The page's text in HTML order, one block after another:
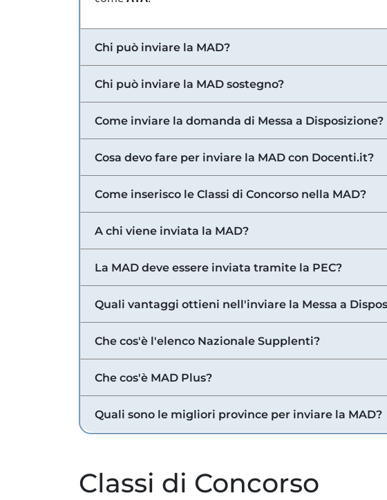
Chi può inviare la MAD?
Chi può inviare la MAD sostegno?
Come inviare la domanda di Messa a Disposizione?
Cosa devo fare per inviare la MAD con Docenti.it?
Come inserisco le Classi di Concorso nella MAD?
A chi viene inviata la MAD?
La MAD deve essere inviata tramite la PEC?
Quali vantaggi ottieni nell'inviare la Messa a
Che cos'è l'elenco Nazionale Supplenti?
Che cos'è MAD Plus?
Quali sono le migliori province per inviare la MAD?
Classi di Concorso